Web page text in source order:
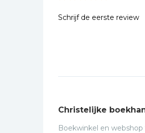
Schrijf de eerste review
Christelijke
Boekwinkel en webshop